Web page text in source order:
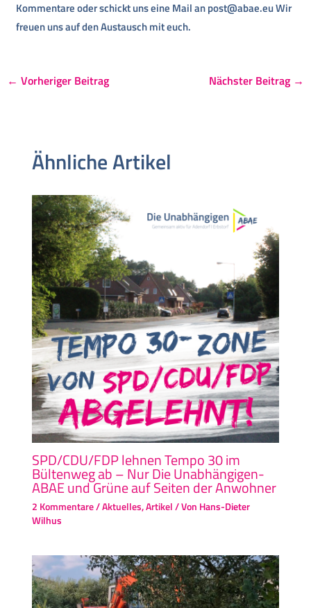
Kommentare oder schickt uns eine Mail an post@abae.eu Wir
freuen uns auf den Austausch mit euch.
← Vorheriger Beitrag Nächster Beitrag →
Ähnliche Artikel
SPD/CDU/FDP lehnen Tempo 30 im
Bültenweg ab – Nur Die Unabhängigen-
ABAE und Grüne auf Seiten der Anwohner
2 Kommentare/Aktuelles,Artikel/ Von Hans-Dieter
Wilhus